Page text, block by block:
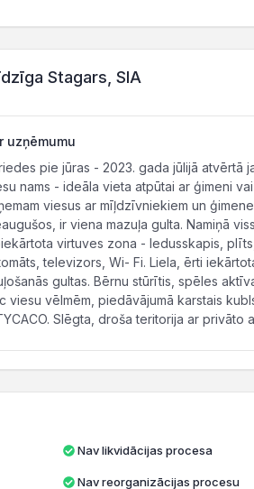
Stagars, SIA
uzņēmumu
pie jūras - 2023. gada jūlijā atvērtā
nams - ideāla vieta atpūtai ar ģimeni
viesus ar mīļdzīvniekiem un
ir viena mazuļa gulta. Namiņā
virtuves zona - ledusskapis,
televizors, Wi- Fi. Liela, ērti
gultas. Bērnu stūrītis, spēles
viesu vēlmēm, piedāvājumā karstais
Slēgta, droša teritorija ar privāto
Nav likvidācijas procesa
Nav reorganizācijas procesu